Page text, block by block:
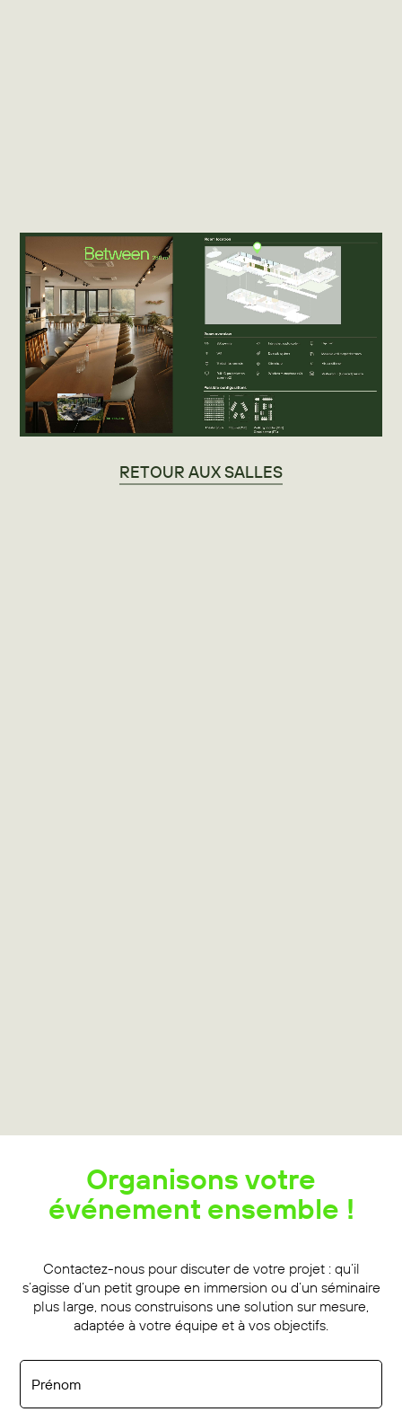
RETOUR AUX SALLES
Organisons votre
événement ensemble !
Contactez-nous pour discuter de votre projet : qu’il
s’agisse d’un petit groupe en immersion ou d’un séminaire
plus large, nous construisons une solution sur mesure,
adaptée à votre équipe et à vos objectifs.